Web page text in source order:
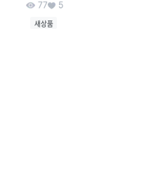
77
5
새상품